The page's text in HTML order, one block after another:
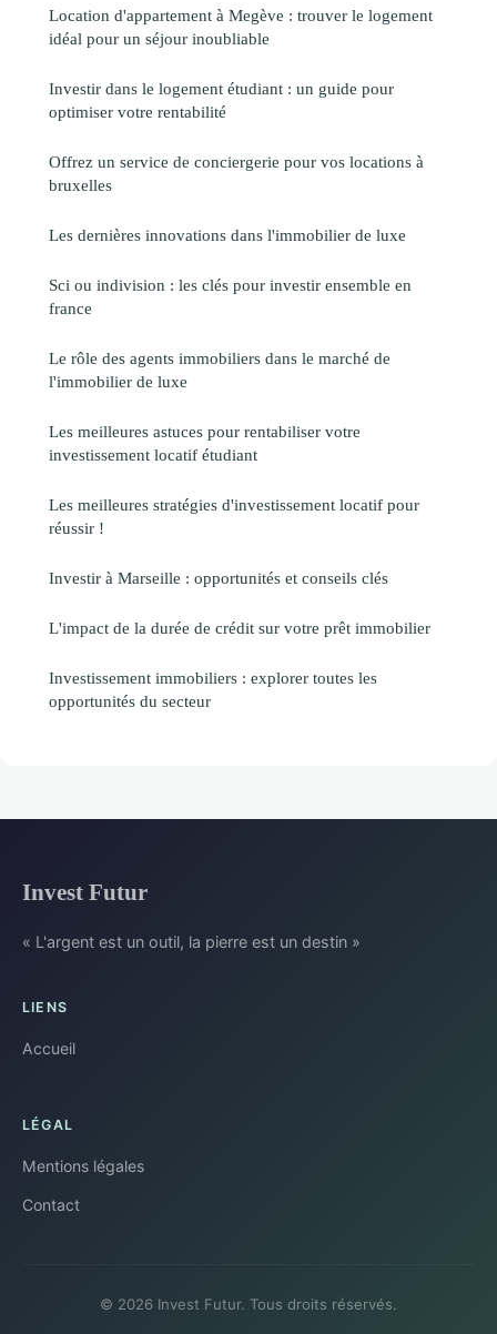
Location d'appartement à Megève : trouver le logement
idéal pour un séjour inoubliable
Investir dans le logement étudiant : un guide pour
optimiser votre rentabilité
Offrez un service de conciergerie pour vos locations à
bruxelles
Les dernières innovations dans l'immobilier de luxe
Sci ou indivision : les clés pour investir ensemble en
france
Le rôle des agents immobiliers dans le marché de
l'immobilier de luxe
Les meilleures astuces pour rentabiliser votre
investissement locatif étudiant
Les meilleures stratégies d'investissement locatif pour
réussir !
Investir à Marseille : opportunités et conseils clés
L'impact de la durée de crédit sur votre prêt immobilier
Investissement immobiliers : explorer toutes les
opportunités du secteur
Invest Futur
« L'argent est un outil, la pierre est un destin »
LIENS
Accueil
LÉGAL
Mentions légales
Contact
© 2026 Invest Futur. Tous droits réservés.